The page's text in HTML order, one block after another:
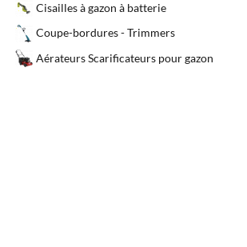
Cisailles à gazon à batterie
Coupe-bordures - Trimmers
Aérateurs Scarificateurs pour gazon